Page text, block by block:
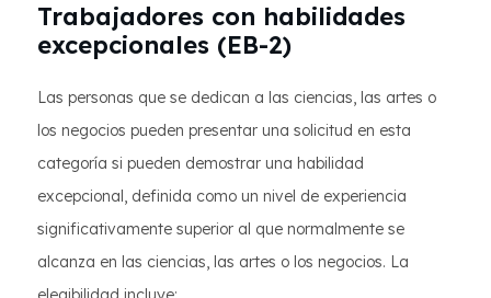
Trabajadores con habilidades
excepcionales (EB-2)
Las personas que se dedican a las ciencias, las artes o
los negocios pueden presentar una solicitud en esta
categoría si pueden demostrar una habilidad
excepcional, definida como un nivel de experiencia
significativamente superior al que normalmente se
alcanza en las ciencias, las artes o los negocios. La